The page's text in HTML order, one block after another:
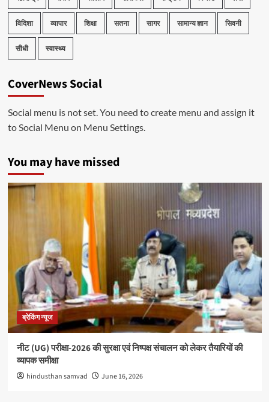
विदिशा व्यापार शिक्षा सतना सागर सामान्य ज्ञान सिवनी
सीधी स्वास्थ्य
CoverNews Social
Social menu is not set. You need to create menu and assign it
to Social Menu on Menu Settings.
You may have missed
ब्रेकिंग न्यूज
नीट (UG) परीक्षा-2026 की सुरक्षा एवं निष्पक्ष संचालन को लेकर तैयारियों की
व्यापक समीक्षा
hindusthan samvad June 16, 2026